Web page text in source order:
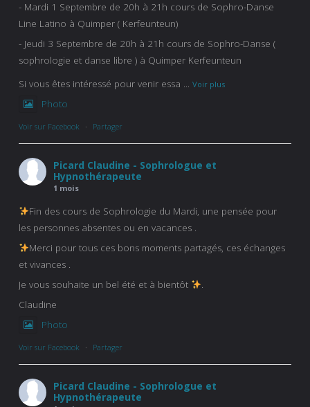
- Mardi 1 Septembre de 20h à 21h cours de Sophro-Danse
Line Latino à Quimper ( Kerfeunteun)
- Jeudi 3 Septembre de 20h à 21h cours de Sophro-Danse (
sophrologie et danse libre ) à Quimper Kerfeunteun
Si vous êtes intéressé pour venir essa ... Voir plus
Photo
Voir sur Facebook · Partager
Picard Claudine - Sophrologue et
Hypnothérapeute
1 mois
Fin des cours de Sophrologie du Mardi, une pensée pour
les personnes absentes ou en vacances .
Merci pour tous ces bons moments partagés, ces échanges
et vivances .
Je vous souhaite un bel été et à bientôt
.
Claudine
Photo
Voir sur Facebook · Partager
Picard Claudine - Sophrologue et
Hypnothérapeute